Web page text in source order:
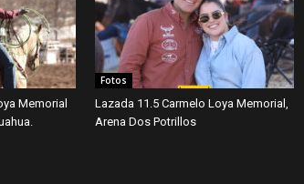
Memorial
Fotos
Lazada 11.5 Carmelo Loya Memorial,
Arena Dos Potrillos